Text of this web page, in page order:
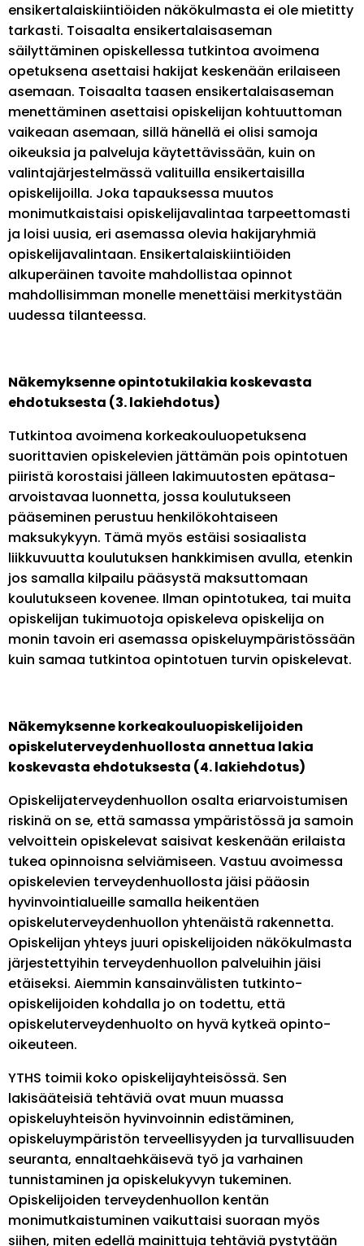
ensikertalaiskiintiöiden näkökulmasta ei ole mietitty
tarkasti. Toisaalta ensikertalaisaseman
säilyttäminen opiskellessa tutkintoa avoimena
opetuksena asettaisi hakijat keskenään erilaiseen
asemaan. Toisaalta taasen ensikertalaisaseman
menettäminen asettaisi opiskelijan kohtuuttoman
vaikeaan asemaan, sillä hänellä ei olisi samoja
oikeuksia ja palveluja käytettävissään, kuin on
valintajärjestelmässä valituilla ensikertaisilla
opiskelijoilla. Joka tapauksessa muutos
monimutkaistaisi opiskelijavalintaa tarpeettomasti
ja loisi uusia, eri asemassa olevia hakijaryhmiä
opiskelijavalintaan. Ensikertalaiskiintiöiden
alkuperäinen tavoite mahdollistaa opinnot
mahdollisimman monelle menettäisi merkitystään
uudessa tilanteessa.
Näkemyksenne opintotukilakia koskevasta
ehdotuksesta (3. lakiehdotus)
Tutkintoa avoimena korkeakouluopetuksena
suorittavien opiskelevien jättämän pois opintotuen
piiristä korostaisi jälleen lakimuutosten epätasa-
arvoistavaa luonnetta, jossa koulutukseen
pääseminen perustuu henkilökohtaiseen
maksukykyyn. Tämä myös estäisi sosiaalista
liikkuvuutta koulutuksen hankkimisen avulla, etenkin
jos samalla kilpailu pääsystä maksuttomaan
koulutukseen kovenee. Ilman opintotukea, tai muita
opiskelijan tukimuotoja opiskeleva opiskelija on
monin tavoin eri asemassa opiskeluympäristössään
kuin samaa tutkintoa opintotuen turvin opiskelevat.
Näkemyksenne korkeakouluopiskelijoiden
opiskeluterveydenhuollosta annettua lakia
koskevasta ehdotuksesta (4. lakiehdotus)
Opiskelijaterveydenhuollon osalta eriarvoistumisen
riskinä on se, että samassa ympäristössä ja samoin
velvoittein opiskelevat saisivat keskenään erilaista
tukea opinnoisna selviämiseen. Vastuu avoimessa
opiskelevien terveydenhuollosta jäisi pääosin
hyvinvointialueille samalla heikentäen
opiskeluterveydenhuollon yhtenäistä rakennetta.
Opiskelijan yhteys juuri opiskelijoiden näkökulmasta
järjestettyihin terveydenhuollon palveluihin jäisi
etäiseksi. Aiemmin kansainvälisten tutkinto-
opiskelijoiden kohdalla jo on todettu, että
opiskeluterveydenhuolto on hyvä kytkeä opinto-
oikeuteen.
YTHS toimii koko opiskelijayhteisössä. Sen
lakisääteisiä tehtäviä ovat muun muassa
opiskeluyhteisön hyvinvoinnin edistäminen,
opiskeluympäristön terveellisyyden ja turvallisuuden
seuranta, ennaltaehkäisevä työ ja varhainen
tunnistaminen ja opiskelukyvyn tukeminen.
Opiskelijoiden terveydenhuollon kentän
monimutkaistuminen vaikuttaisi suoraan myös
siihen, miten edellä mainittuja tehtäviä pystytään